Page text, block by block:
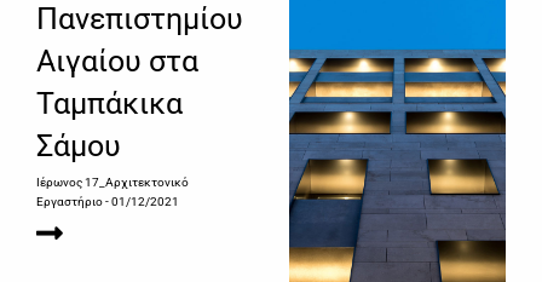
Πανεπιστημίου
Αιγαίου στα
Ταμπάκικα
Σάμου
Ιέρωνος 17_Αρχιτεκτονικό
Εργαστήριο- 01/12/2021